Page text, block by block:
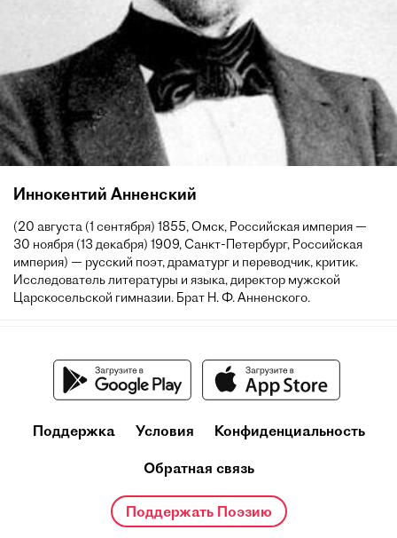
Иннокентий Анненский
(20 августа (1 сентября) 1855, Омск, Российская империя —
30 ноября (13 декабря) 1909, Санкт-Петербург, Российская
империя) — русский поэт, драматург и переводчик, критик.
Исследователь литературы и языка, директор мужской
Царскосельской гимназии. Брат Н. Ф. Анненского.
Поддержка Условия Конфиденциальность
Обратная связь
Поддержать Поэзию